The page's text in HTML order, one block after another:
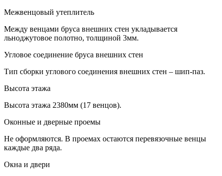
Межвенцовый утеплитель
Между венцами бруса внешних стен укладывается
льноджутовое полотно, толщиной 3мм.
Угловое соединение бруса внешних стен
Тип сборки углового соединения внешних стен – шип-паз.
Высота этажа
Высота этажа 2380мм (17 венцов).
Оконные и дверные проемы
Не оформляются. В проемах остаются перевязочные венцы
каждые два ряда.
Окна и двери